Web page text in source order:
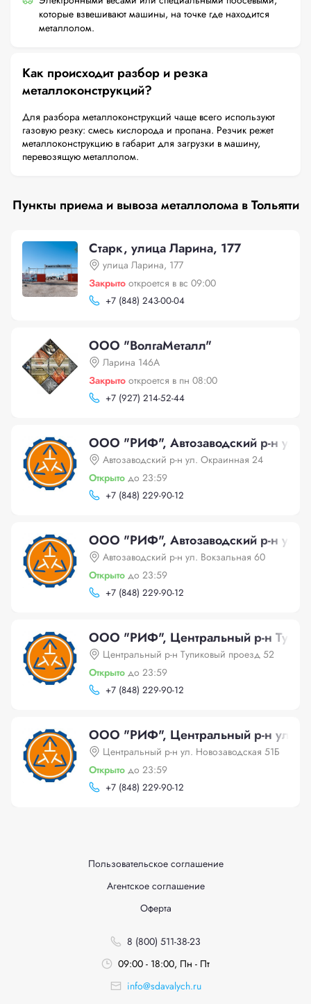
которые взвешивают машины, на точке где находится
металлолом.
Как происходит разбор и резка
металлоконструкций?
Для разбора металлоконструкций чаще всего используют
газовую резку: смесь кислорода и пропана. Резчик режет
металлоконструкцию в габарит для загрузки в машину,
перевозящую металлолом.
Пункты приема и вывоза металлолома в Тольятти
Старк, улица Ларина, 177
улица Ларина, 177
Закрыто откроется в вс 09:00
+7 (848) 243-00-04
ООО "ВолгаМеталл"
Ларина 146А
Закрыто откроется в пн 08:00
+7 (927) 214-52-44
ООО "РИФ", Автозаводский р-н ул.
Автозаводский р-н ул. Окраинная 24
Открыто до 23:59
+7 (848) 229-90-12
ООО "РИФ", Автозаводский р-н ул.
Автозаводский р-н ул. Вокзальная 60
Открыто до 23:59
+7 (848) 229-90-12
ООО "РИФ", Центральный р-н
Центральный р-н Тупиковый проезд 52
Открыто до 23:59
+7 (848) 229-90-12
ООО "РИФ", Центральный р-н ул.
Центральный р-н ул. Новозаводская 51Б
Открыто до 23:59
+7 (848) 229-90-12
Пользовательское соглашение
Агентское соглашение
Оферта
8 (800) 511-38-23
09:00 - 18:00, Пн - Пт
info@sdavalych.ru